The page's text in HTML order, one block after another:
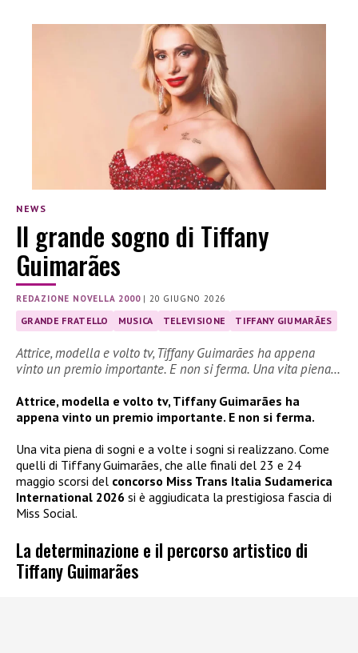
NEWS
Il grande sogno di Tiffany
Guimarães
REDAZIONE NOVELLA 2000|20 GIUGNO 2026
GRANDE FRATELLO MUSICA TELEVISIONE TIFFANY GIUMARÃES
Attrice, modella e volto tv, Tiffany Guimarães ha appena
vinto un premio importante. E non si ferma. Una vita piena…
Attrice, modella e volto tv, Tiffany Guimarães ha
appena vinto un premio importante. E non si ferma.
Una vita piena di sogni e a volte i sogni si realizzano. Come
quelli di Tiffany Guimarães, che alle finali del 23 e 24
maggio scorsi del concorso Miss Trans Italia Sudamerica
International 2026 si è aggiudicata la prestigiosa fascia di
Miss Social.
La determinazione e il percorso artistico di
Tiffany Guimarães